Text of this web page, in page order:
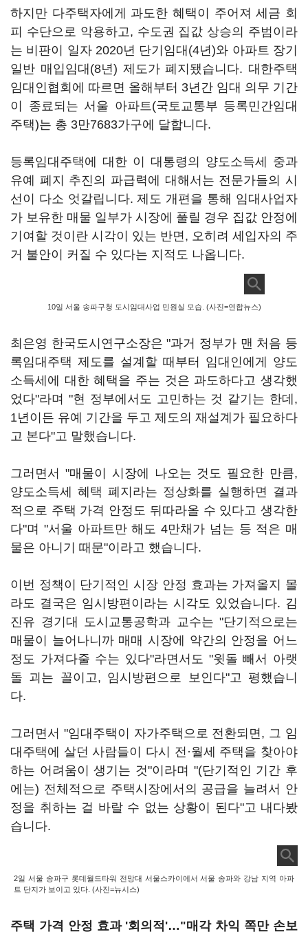
하지만 다주택자에게 과도한 혜택이 주어져 세금 회
피 수단으로 악용하고, 수도권 집값 상승의 주범이라
는 비판이 일자 2020년 단기임대(4년)와 아파트 장기
일반 매입임대(8년) 제도가 폐지됐습니다. 대한주택
임대인협회에 따르면 올해부터 3년간 임대 의무 기간
이 종료되는 서울 아파트(국토교통부 등록민간임대
주택)는 총 3만7683가구에 달합니다.
등록임대주택에 대한 이 대통령의 양도소득세 중과
유예 폐지 추진의 파급력에 대해서는 전문가들의 시
선이 다소 엇갈립니다. 제도 개편을 통해 임대사업자
가 보유한 매물 일부가 시장에 풀릴 경우 집값 안정에
기여할 것이란 시각이 있는 반면, 오히려 세입자의 주
거 불안이 커질 수 있다는 지적도 나옵니다.
10일 서울 송파구청 도시임대사업 민원실 모습. (사진=연합뉴스)
최은영 한국도시연구소장은 "과거 정부가 맨 처음 등
록임대주택 제도를 설계할 때부터 임대인에게 양도
소득세에 대한 혜택을 주는 것은 과도하다고 생각했
었다"라며 "현 정부에서도 고민하는 것 같기는 한데,
1년이든 유예 기간을 두고 제도의 재설계가 필요하다
고 본다"고 말했습니다.
그러면서 "매물이 시장에 나오는 것도 필요한 만큼,
양도소득세 혜택 폐지라는 정상화를 실행하면 결과
적으로 주택 가격 안정도 뒤따라올 수 있다고 생각한
다"며 "서울 아파트만 해도 4만채가 넘는 등 적은 매
물은 아니기 때문"이라고 했습니다.
이번 정책이 단기적인 시장 안정 효과는 가져올지 몰
라도 결국은 임시방편이라는 시각도 있었습니다. 김
진유 경기대 도시교통공학과 교수는 "단기적으로는
매물이 늘어나니까 매매 시장에 약간의 안정을 어느
정도 가져다줄 수는 있다"라면서도 "윗돌 빼서 아랫
돌 괴는 꼴이고, 임시방편으로 보인다"고 평했습니
다.
그러면서 "임대주택이 자가주택으로 전환되면, 그 임
대주택에 살던 사람들이 다시 전·월세 주택을 찾아야
하는 어려움이 생기는 것"이라며 "(단기적인 기간 후
에는) 전체적으로 주택시장에서의 공급을 늘려서 안
정을 취하는 걸 바랄 수 없는 상황이 된다"고 내다봤
습니다.
2일 서울 송파구 롯데월드타워 전망대 서울스카이에서 서울 송파와 강남 지역 아파
트 단지가 보이고 있다. (사진=뉴시스)
주택 가격 안정 효과 '회의적'…"매각 차익 쪽만 손보